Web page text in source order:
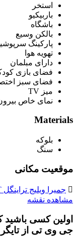
استخر
باربیکیو
باشگاه
بالکن وسیع
پارکینگ
تهویه هوا
دارای مبلمان
فضای بازی
فضای سبز
میز TV
نمای خاص
Materials
بلوکه
سنگ
موقعیت مکانی
جمیرا ویلیج تراینگل JVT
مشاهده نقشه
اولین کسی باشید
جی وی تی از